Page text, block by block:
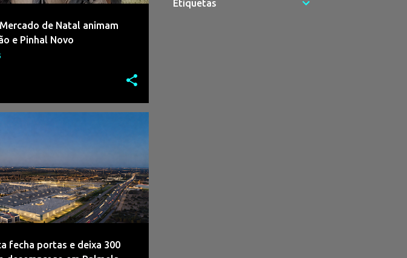
de Natal animam
e Pinhal Novo
fecha portas e deixa 300
Etiquetas